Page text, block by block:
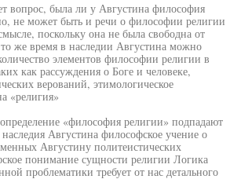
вопрос, была ли у Августина философия
не может быть и речи о философии религии
поскольку она не была свободна от
же время в наследии Августина можно
элементов философии религии в
как рассуждения о Боге и человеке,
верований, этимологическое
«религия»
«философия религии» подпадают
Августина философское учение о
Августину политеистических
понимание сущности религии Логика
проблематики требует от нас детального